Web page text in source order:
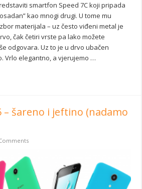
smartfon Speed 7C koji pripada
kao mnogi drugi. U tome mu
materijala – uz često viđeni metal je
čak četiri vrste pa lako možete
odgovara. Uz to je u drvo ubačen
Vrlo elegantno, a vjerujemo …
– šareno i jeftino (nadamo